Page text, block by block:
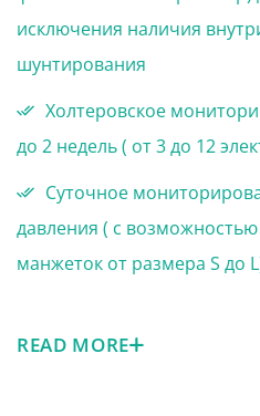
исключения наличия
шунтирования
Холтеровское
до 2 недель ( от 3 до 12
Суточное
давления ( с
манжеток от размера S до
READ MORE